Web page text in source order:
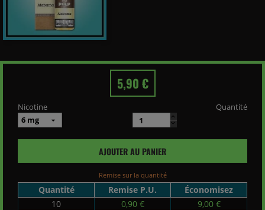
5,90 €
Nicotine Quantité
AJOUTER AU PANIER
Remise sur la quantité
Quantité Remise P.U.
Économisez
10
0,90 €
9,00 €